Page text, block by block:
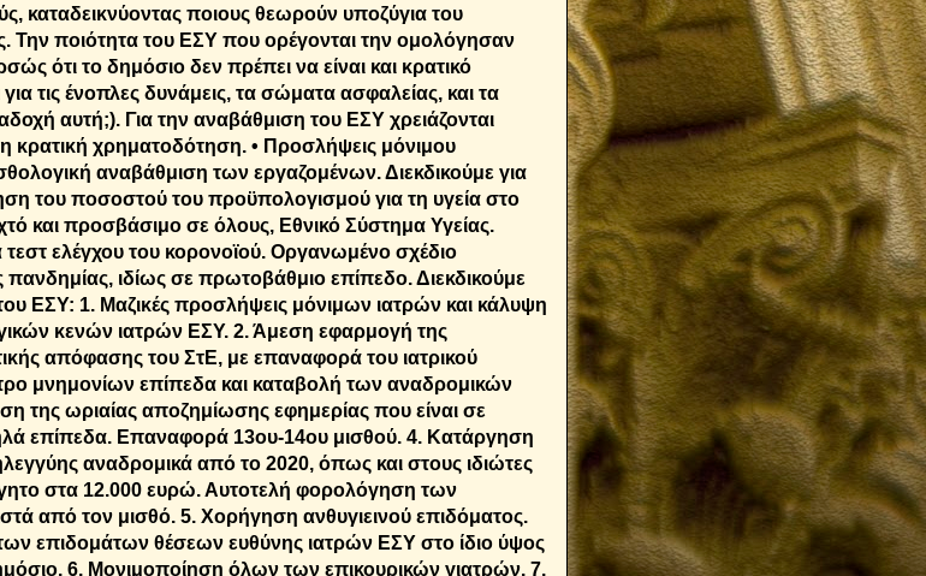
καταδεικνύοντας ποιους θεωρούν υποζύγια του
Την ποιότητα του ΕΣΥ που ορέγονται την ομολόγησαν
ότι το δημόσιο δεν πρέπει να είναι και κρατικό
για τις ένοπλες δυνάμεις, τα σώματα ασφαλείας, και τα
αυτή;). Για την αναβάθμιση του ΕΣΥ χρειάζονται
κρατική χρηματοδότηση. • Προσλήψεις μόνιμου
αναβάθμιση των εργαζομένων. Διεκδικούμε για
του ποσοστού του προϋπολογισμού για τη υγεία στο
και προσβάσιμο σε όλους, Εθνικό Σύστημα Υγείας.
τεστ ελέγχου του κορονοϊού. Οργανωμένο σχέδιο
πανδημίας, ιδίως σε πρωτοβάθμιο επίπεδο. Διεκδικούμε
ΕΣΥ: 1. Μαζικές προσλήψεις μόνιμων ιατρών και κάλυψη
κενών ιατρών ΕΣΥ. 2. Άμεση εφαρμογή της
απόφασης του ΣτΕ, με επαναφορά του ιατρικού
μνημονίων επίπεδα και καταβολή των αναδρομικών
της ωριαίας αποζημίωσης εφημερίας που είναι σε
επίπεδα. Επαναφορά 13ου-14ου μισθού. 4. Κατάργηση
αναδρομικά από το 2020, όπως και στους ιδιώτες
στα 12.000 ευρώ. Αυτοτελή φορολόγηση των
από τον μισθό. 5. Χορήγηση ανθυγιεινού επιδόματος.
επιδομάτων θέσεων ευθύνης ιατρών ΕΣΥ στο ίδιο ύψος
6. Μονιμοποίηση όλων των επικουρικών γιατρών. 7.